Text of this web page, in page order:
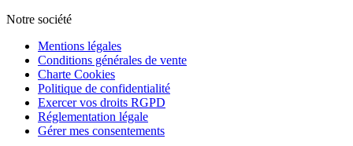
Notre société
Mentions légales
Conditions générales de vente
Charte Cookies
Politique de confidentialité
Exercer vos droits RGPD
Réglementation légale
Gérer mes consentements